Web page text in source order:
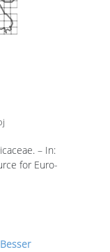
– In:
for Euro-